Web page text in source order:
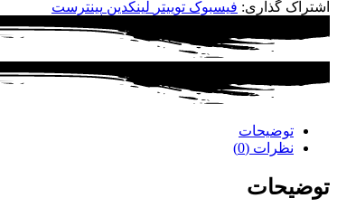
اشتراک گذاری: فیسبوک توییتر لینکدین پینترست
توضیحات
نظرات (0)
توضیحات